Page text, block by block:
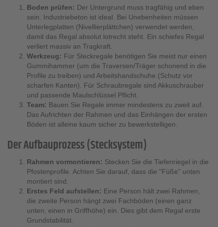
Boden prüfen: Der Untergrund muss tragfähig und eben
sein. Industriebeton ist ideal. Bei Unebenheiten müssen
Unterlegplatten (Nivellierplättchen) verwendet werden,
damit das Regal absolut lotrecht steht. Ein schiefes Regal
verliert massiv an Tragkraft.
Werkzeug: Für Steckregale benötigen Sie meist nur einen
Gummihammer (um die Traversen/Träger schonend in die
Profile zu treiben) und Arbeitshandschuhe (Schutz vor
scharfen Kanten). Für Schraubregale sind Akkuschrauber
und passende Maulschlüssel Pflicht.
Team: Bauen Sie Regale immer mindestens zu zweit auf.
Das Aufrichten der Rahmen und das Einhängen der ersten
Böden ist alleine kaum sicher zu bewerkstelligen.
Der Aufbauprozess (Stecksystem)
Rahmen vormontieren: Stecken Sie die Tiefenriegel in die
Pfostenprofile. Achten Sie darauf, dass die "Füße" unten
montiert sind.
Erstes Feld aufstellen: Eine Person hält zwei Rahmen,
die zweite Person hängt zwei Fachböden (einen ganz
unten, einen in Griffhöhe) ein. Dies gibt dem Regal erste
Grundstabilität.